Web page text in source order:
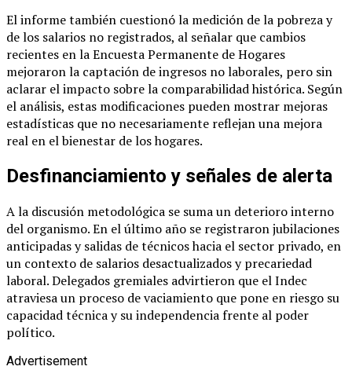
El informe también cuestionó la medición de la pobreza y
de los salarios no registrados, al señalar que cambios
recientes en la Encuesta Permanente de Hogares
mejoraron la captación de ingresos no laborales, pero sin
aclarar el impacto sobre la comparabilidad histórica. Según
el análisis, estas modificaciones pueden mostrar mejoras
estadísticas que no necesariamente reflejan una mejora
real en el bienestar de los hogares.
Desfinanciamiento y señales de alerta
A la discusión metodológica se suma un deterioro interno
del organismo. En el último año se registraron jubilaciones
anticipadas y salidas de técnicos hacia el sector privado, en
un contexto de salarios desactualizados y precariedad
laboral. Delegados gremiales advirtieron que el Indec
atraviesa un proceso de vaciamiento que pone en riesgo su
capacidad técnica y su independencia frente al poder
político.
Advertisement